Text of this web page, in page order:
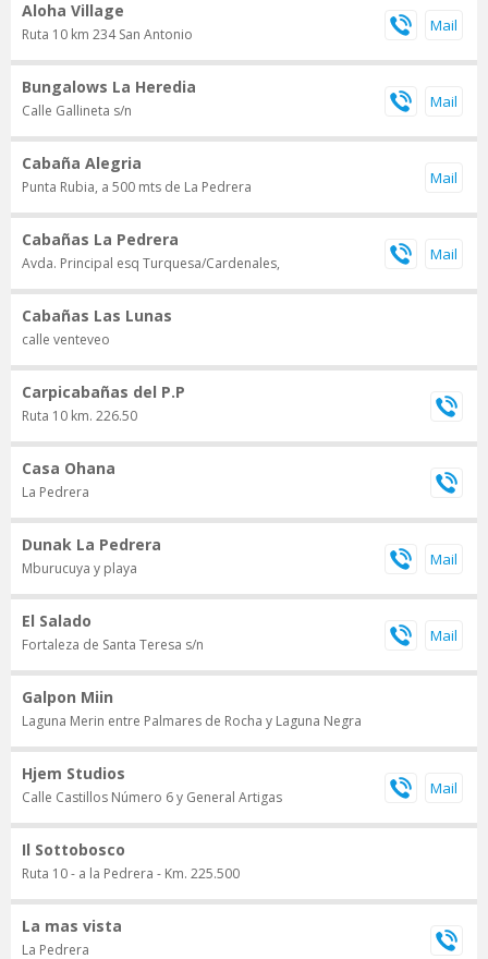
Aloha Village
Ruta 10 km 234 San Antonio
Bungalows La Heredia
Calle Gallineta s/n
Cabaña Alegria
Punta Rubia, a 500 mts de La Pedrera
Cabañas La Pedrera
Avda. Principal esq Turquesa/Cardenales,
Cabañas Las Lunas
calle venteveo
Carpicabañas del P.P
Ruta 10 km. 226.50
Casa Ohana
La Pedrera
Dunak La Pedrera
Mburucuya y playa
El Salado
Fortaleza de Santa Teresa s/n
Galpon Miin
Laguna Merin entre Palmares de Rocha y Laguna Negra
Hjem Studios
Calle Castillos Número 6 y General Artigas
Il Sottobosco
Ruta 10 - a la Pedrera - Km. 225.500
La mas vista
La Pedrera